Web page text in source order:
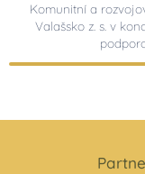
Komunitní a
Valašsko z. s. v